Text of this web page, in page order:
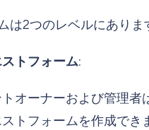
は2つのレベルにありま
トフォーム:
オーナーおよび管理者
トフォームを作成でき